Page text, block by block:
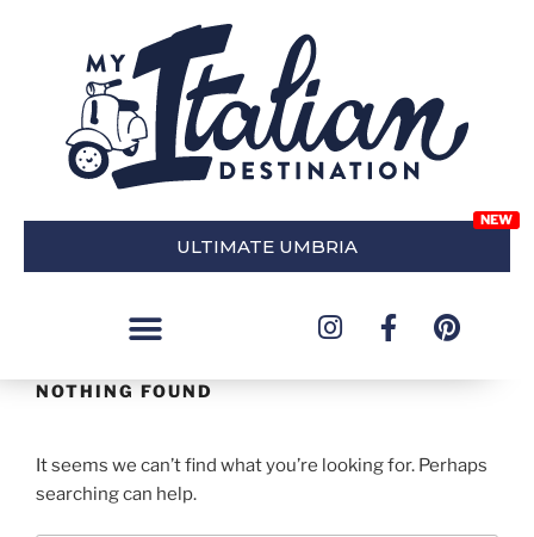
ULTIMATE UMBRIA
NOTHING FOUND
It seems we can’t find what you’re looking for. Perhaps
searching can help.